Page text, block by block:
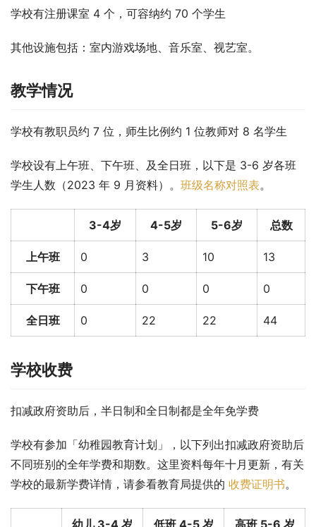
学校有注册课室 4 个，可容纳约 70 个学生
其他设施包括：室内游戏场地、音乐室、视艺室。
教学情况
学校有教职员约 7 位，师生比例约 1 位教师对 8 名学生
学校设有上午班、下午班、及全日班，以下是 3-6 岁各班
学生人数（2023 年 9 月资料）。 班级名称对照表。
3-4岁 4-5岁 5-6岁 总数
上午班 0 3 10 13
下午班 0 0 0 0
全日班 0 22 22 44
学校收费
扣减政府资助后，半日制和全日制都是全年免学费
学校有参加「幼稚园教育计划」，以下列出扣减政府资助后
不同班别的全年学费和期数。这里资料每年十月更新，有关
学校的最新学费详情，请参看教育局提供的 收费证明书。
幼儿 3-4 岁 低班 4-5 岁 高班 5-6 岁